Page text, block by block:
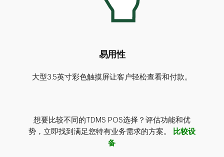
易用性
大型3.5英寸彩色触摸屏让客户轻松查看和付款。
想要比较不同的TDMS POS选择？评估功能和优
势，立即找到满足您特有业务需求的方案。
比较设
备